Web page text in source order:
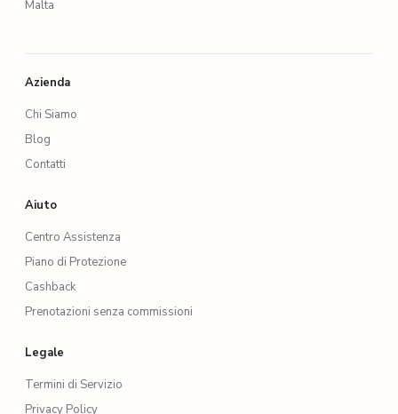
Malta
Azienda
Chi Siamo
Blog
Contatti
Aiuto
Centro Assistenza
Piano di Protezione
Cashback
Prenotazioni senza commissioni
Legale
Termini di Servizio
Privacy Policy